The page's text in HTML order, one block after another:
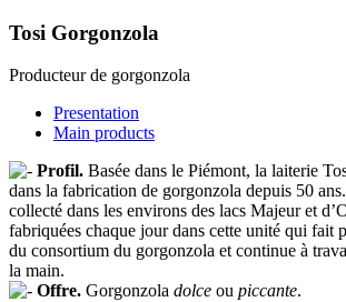
Tosi Gorgonzola
Producteur de gorgonzola
Presentation
Main products
Profil. Basée dans le Piémont, la laiterie
dans la fabrication de gorgonzola depuis 50
collecté dans les environs des lacs Majeur et
fabriquées chaque jour dans cette unité qui fait
du consortium du gorgonzola et continue à
la main.
Offre. Gorgonzola dolce ou piccante.